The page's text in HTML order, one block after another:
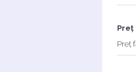
Preț
Preț